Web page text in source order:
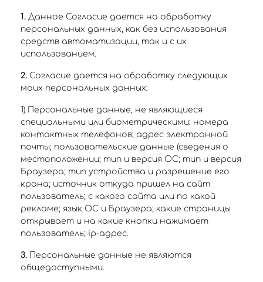
1. Данное Согласие дается на обработку
персональных данных, как без использования
средств автоматизации, так и с их
использованием.
2. Согласие дается на обработку следующих
моих персональных данных:
1) Персональные данные, не являющиеся
специальными или биометрическими: номера
контактных телефонов; адрес электронной
почты; пользовательские данные (сведения о
местоположении; тип и версия ОС; тип и версия
Браузера; тип устройства и разрешение его
крана; источник откуда пришел на сайт
пользователь; с какого сайта или по какой
рекламе; язык ОС и Браузера; какие страницы
открывает и на какие кнопки нажимает
пользователь; ip-адрес.
3. Персональные данные не являются
общедоступными.